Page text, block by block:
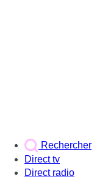
Rechercher
Direct tv
Direct radio